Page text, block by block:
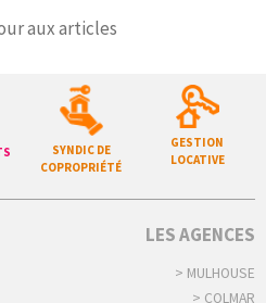
aux articles
SYNDIC DE
COPROPRIÉTÉ
GESTION
LOCATIVE
LES AGENCES
> MULHOUSE
> COLMAR